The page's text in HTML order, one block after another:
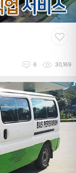
6 30,169